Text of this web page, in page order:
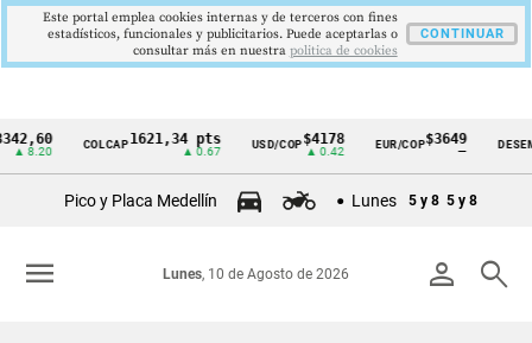
Cintillo
Colombia
COLCAP1621,34 pts USD/COP$4178
▲ 0.42
EUR/COP$3649
—
DESEMPLEO
Pico y Placa Medellín Lunes 5 y 8 5 y 8
person search
Lunes, 10 de Agosto de 2026
menu
Este portal emplea cookies internas y de terceros con fines
estadísticos, funcionales y publicitarios. Puede aceptarlas o
consultar más en nuestra politica de cookies
CONTINUAR